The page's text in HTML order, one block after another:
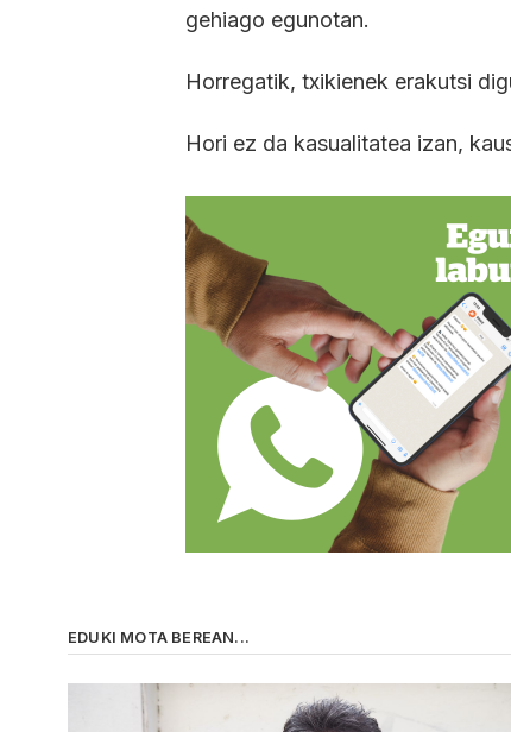
gehiago egunotan.
Horregatik, txikienek erakutsi
Hori ez da kasualitatea izan,
EDUKI MOTA BEREAN...